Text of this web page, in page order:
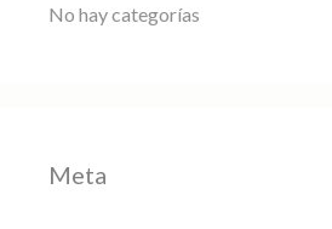
No hay categorías
Meta